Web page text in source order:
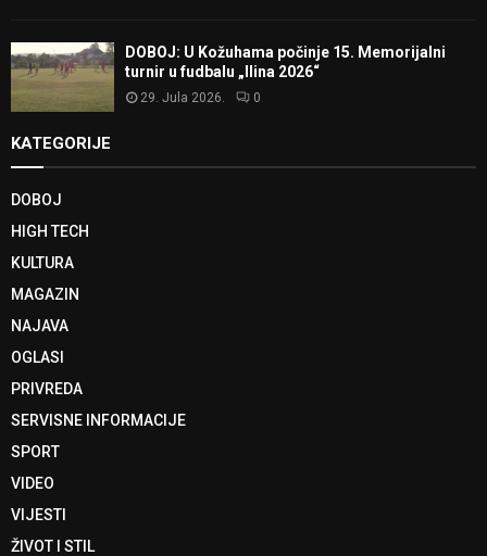
DOBOJ: U Kožuhama počinje 15. Memorijalni
turnir u fudbalu „Ilina 2026“
29. Jula 2026. 0
KATEGORIJE
DOBOJ
HIGH TECH
KULTURA
MAGAZIN
NAJAVA
OGLASI
PRIVREDA
SERVISNE INFORMACIJE
SPORT
VIDEO
VIJESTI
ŽIVOT I STIL